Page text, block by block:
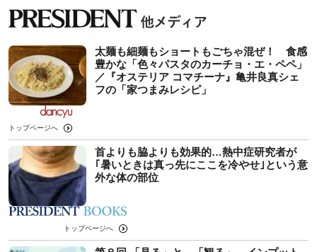
太麺も細麺もショートもごちゃ混ぜ！ 食感
豊かな「色々パスタのカーチョ・エ・ペペ」
／『オステリア コマチーナ』亀井良真シェ
フの「家つまみレシピ」
トップページへ
首よりも脇よりも効果的…熱中症研究者が
｢暑いときは真っ先にここを冷やせ｣という意
外な体の部位
トップページへ